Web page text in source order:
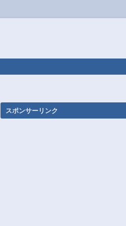
スポンサーリンク